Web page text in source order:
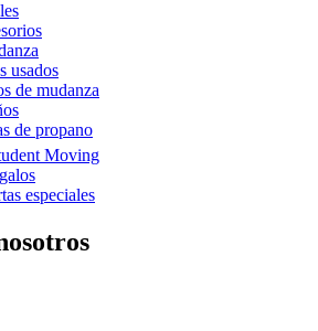
usados
de mudanza
de propano
Moving
especiales